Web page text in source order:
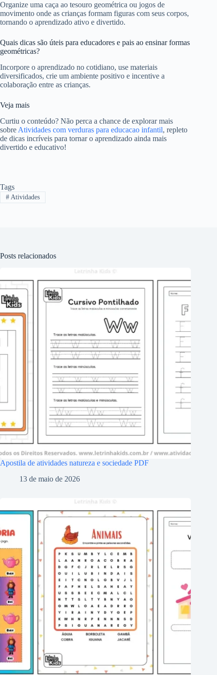
Organize uma caça ao tesouro geométrica ou jogos de
movimento onde as crianças formam figuras com seus corpos,
tornando o aprendizado ativo e divertido.
Quais dicas são úteis para educadores e pais ao ensinar formas
geométricas?
Incorpore o aprendizado no cotidiano, use materiais
diversificados, crie um ambiente positivo e incentive a
colaboração entre as crianças.
Veja mais
Curtiu o conteúdo? Não perca a chance de explorar mais
sobre Atividades com verduras para educacao infantil, repleto
de dicas incríveis para tornar o aprendizado ainda mais
divertido e educativo!
Tags
#Atividades
Posts relacionados
Apostila de atividades natureza e sociedade PDF
13 de maio de 2026